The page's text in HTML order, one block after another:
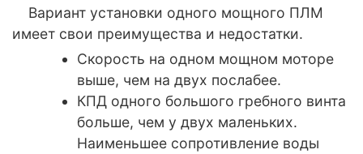
Вариант установки одного мощного ПЛМ
имеет свои преимущества и недостатки.
Скорость на одном мощном моторе
выше, чем на двух послабее.
КПД одного большого гребного винта
больше, чем у двух маленьких.
Наименьшее сопротивление воды